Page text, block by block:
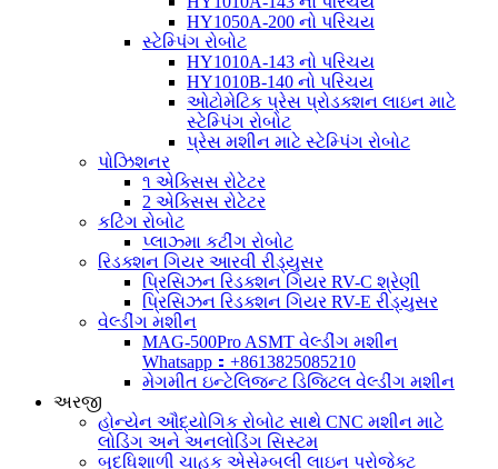
HY1050A-200 નો પરિચય
સ્ટેમ્પિંગ રોબોટ
HY1010A-143 નો પરિચય
HY1010B-140 નો પરિચય
ઓટોમેટિક પ્રેસ પ્રોડક્શન લાઇન માટે
સ્ટેમ્પિંગ રોબોટ
પ્રેસ મશીન માટે સ્ટેમ્પિંગ રોબોટ
પોઝિશનર
૧ એક્સિસ રોટેટર
2 એક્સિસ રોટેટર
કટિંગ રોબોટ
પ્લાઝ્મા કટીંગ રોબોટ
રિડક્શન ગિયર આરવી રીડ્યુસર
પ્રિસિઝન રિડક્શન ગિયર RV-C શ્રેણી
પ્રિસિઝન રિડક્શન ગિયર RV-E રીડ્યુસર
વેલ્ડીંગ મશીન
MAG-500Pro ASMT વેલ્ડીંગ મશીન
Whatsapp：+8613825085210
મેગમીત ઇન્ટેલિજન્ટ ડિજિટલ વેલ્ડીંગ મશીન
અરજી
હોન્યેન ઔદ્યોગિક રોબોટ સાથે CNC મશીન માટે
લોડિંગ અને અનલોડિંગ સિસ્ટમ
બુદ્ધિશાળી ચાહક એસેમ્બલી લાઇન પ્રોજેક્ટ